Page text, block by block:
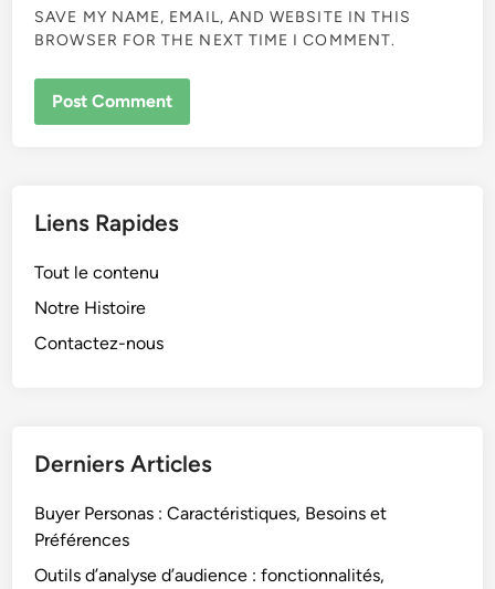
SAVE MY NAME, EMAIL, AND WEBSITE IN THIS
BROWSER FOR THE NEXT TIME I COMMENT.
Liens Rapides
Tout le contenu
Notre Histoire
Contactez-nous
Derniers Articles
Buyer Personas : Caractéristiques, Besoins et
Préférences
Outils d’analyse d’audience : fonctionnalités,